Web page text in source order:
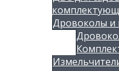
Дровоколы и